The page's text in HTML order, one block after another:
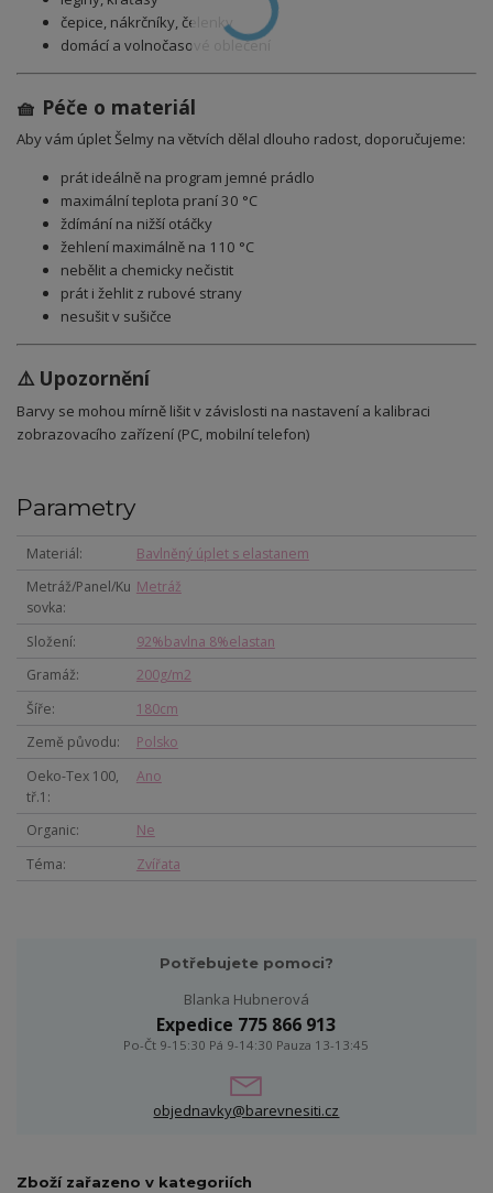
čepice, nákrčníky, čelenky
domácí a volnočasové oblečení
🧺 Péče o materiál
Aby vám úplet Šelmy na větvích dělal dlouho radost, doporučujeme:
prát ideálně na program jemné prádlo
maximální teplota praní 30 °C
ždímání na nižší otáčky
žehlení maximálně na 110 °C
nebělit a chemicky nečistit
prát i žehlit z rubové strany
nesušit v sušičce
⚠️ Upozornění
Barvy se mohou mírně lišit v závislosti na nastavení a kalibraci
zobrazovacího zařízení (PC, mobilní telefon)
Parametry
Materiál
Bavlněný úplet s elastanem
Metráž/Panel/Ku
sovka
Metráž
Složení
92%bavlna 8%elastan
Gramáž
200g/m2
Šíře
180cm
Země původu
Polsko
Oeko-Tex 100,
tř.1
Ano
Organic
Ne
Téma
Zvířata
Potřebujete pomoci?
Blanka Hubnerová
Expedice 775 866 913
Po-Čt 9-15:30 Pá 9-14:30 Pauza 13-13:45
objednavky@barevnesiti.cz
Zboží zařazeno v kategoriích